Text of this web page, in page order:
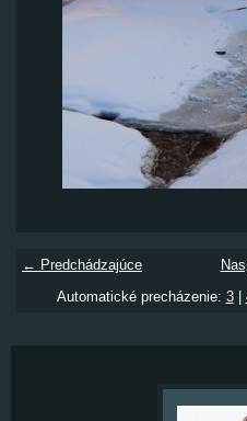
← Predchádzajúce
Automatické precházenie: 3|